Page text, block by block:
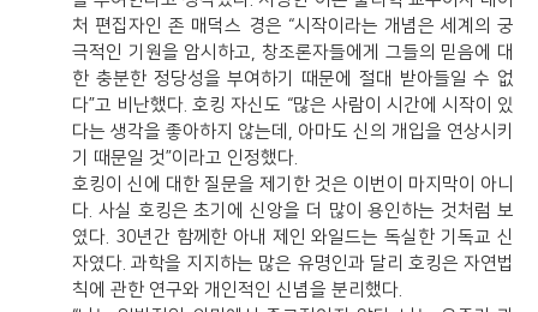
처 편집자인 존 매덕스 경은 “시작이라는 개념은 세계의 궁
극적인 기원을 암시하고, 창조론자들에게 그들의 믿음에 대
한 충분한 정당성을 부여하기 때문에 절대 받아들일 수 없
다”고 비난했다. 호킹 자신도 “많은 사람이 시간에 시작이 있
다는 생각을 좋아하지 않는데, 아마도 신의 개입을 연상시키
기 때문일 것”이라고 인정했다.
호킹이 신에 대한 질문을 제기한 것은 이번이 마지막이 아니
다. 사실 호킹은 초기에 신앙을 더 많이 용인하는 것처럼 보
였다. 30년간 함께한 아내 제인 와일드는 독실한 기독교 신
자였다. 과학을 지지하는 많은 유명인과 달리 호킹은 자연법
칙에 관한 연구와 개인적인 신념을 분리했다.